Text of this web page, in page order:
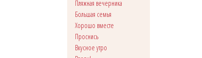
Пляжная вечерника
Большая семья
Хорошо вместе
Проснись
Вкусное утро